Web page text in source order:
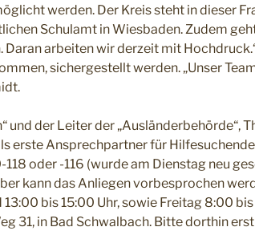
werden. Der Kreis steht in dieser
Schulamt in Wiesbaden. Zudem
arbeiten wir derzeit mit
sichergestellt werden. „Unser
der Leiter der „Ausländerbehörde“,
erste Ansprechpartner für
oder -116 (wurde am Dienstag neu
kann das Anliegen vorbesprochen
bis 15:00 Uhr, sowie Freitag 8:00 bis
31, in Bad Schwalbach. Bitte dorthin